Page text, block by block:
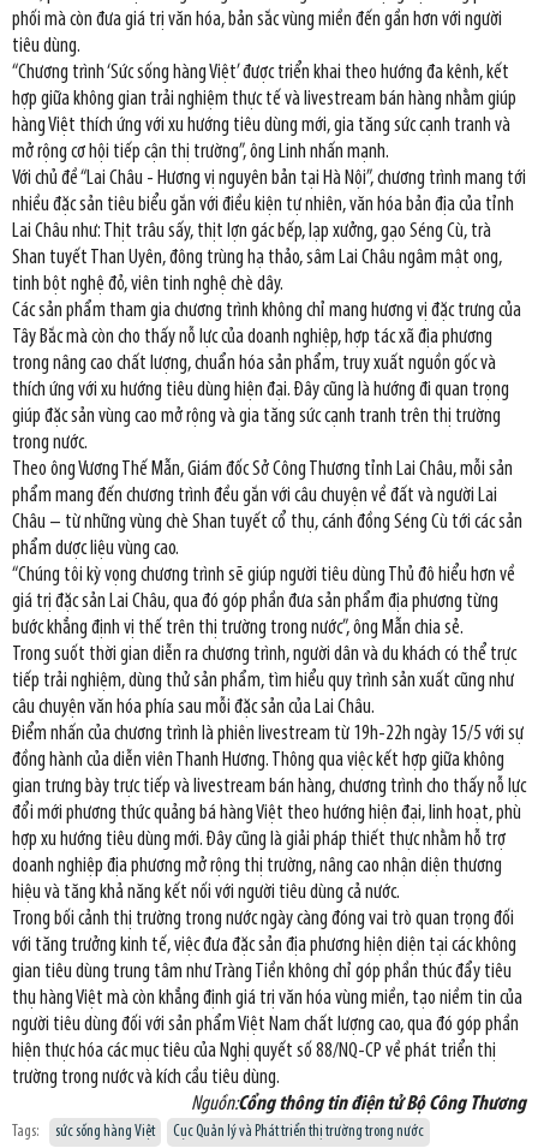
phối mà còn đưa giá trị văn hóa, bản sắc vùng miền đến gần hơn với người
tiêu dùng.
“Chương trình ‘Sức sống hàng Việt’ được triển khai theo hướng đa kênh, kết
hợp giữa không gian trải nghiệm thực tế và livestream bán hàng nhằm giúp
hàng Việt thích ứng với xu hướng tiêu dùng mới, gia tăng sức cạnh tranh và
mở rộng cơ hội tiếp cận thị trường”, ông Linh nhấn mạnh.
Với chủ đề “Lai Châu - Hương vị nguyên bản tại Hà Nội”, chương trình mang tới
nhiều đặc sản tiêu biểu gắn với điều kiện tự nhiên, văn hóa bản địa của tỉnh
Lai Châu như: Thịt trâu sấy, thịt lợn gác bếp, lạp xưởng, gạo Séng Cù, trà
Shan tuyết Than Uyên, đông trùng hạ thảo, sâm Lai Châu ngâm mật ong,
tinh bột nghệ đỏ, viên tinh nghệ chè dây.
Các sản phẩm tham gia chương trình không chỉ mang hương vị đặc trưng của
Tây Bắc mà còn cho thấy nỗ lực của doanh nghiệp, hợp tác xã địa phương
trong nâng cao chất lượng, chuẩn hóa sản phẩm, truy xuất nguồn gốc và
thích ứng với xu hướng tiêu dùng hiện đại. Đây cũng là hướng đi quan trọng
giúp đặc sản vùng cao mở rộng và gia tăng sức cạnh tranh trên thị trường
trong nước.
Theo ông Vương Thế Mẫn, Giám đốc Sở Công Thương tỉnh Lai Châu, mỗi sản
phẩm mang đến chương trình đều gắn với câu chuyện về đất và người Lai
Châu – từ những vùng chè Shan tuyết cổ thụ, cánh đồng Séng Cù tới các sản
phẩm dược liệu vùng cao.
“Chúng tôi kỳ vọng chương trình sẽ giúp người tiêu dùng Thủ đô hiểu hơn về
giá trị đặc sản Lai Châu, qua đó góp phần đưa sản phẩm địa phương từng
bước khẳng định vị thế trên thị trường trong nước”, ông Mẫn chia sẻ.
Trong suốt thời gian diễn ra chương trình, người dân và du khách có thể trực
tiếp trải nghiệm, dùng thử sản phẩm, tìm hiểu quy trình sản xuất cũng như
câu chuyện văn hóa phía sau mỗi đặc sản của Lai Châu.
Điểm nhấn của chương trình là phiên livestream từ 19h-22h ngày 15/5 với sự
đồng hành của diễn viên Thanh Hương. Thông qua việc kết hợp giữa không
gian trưng bày trực tiếp và livestream bán hàng, chương trình cho thấy nỗ lực
đổi mới phương thức quảng bá hàng Việt theo hướng hiện đại, linh hoạt, phù
hợp xu hướng tiêu dùng mới. Đây cũng là giải pháp thiết thực nhằm hỗ trợ
doanh nghiệp địa phương mở rộng thị trường, nâng cao nhận diện thương
hiệu và tăng khả năng kết nối với người tiêu dùng cả nước.
Trong bối cảnh thị trường trong nước ngày càng đóng vai trò quan trọng đối
với tăng trưởng kinh tế, việc đưa đặc sản địa phương hiện diện tại các không
gian tiêu dùng trung tâm như Tràng Tiền không chỉ góp phần thúc đẩy tiêu
thụ hàng Việt mà còn khẳng định giá trị văn hóa vùng miền, tạo niềm tin của
người tiêu dùng đối với sản phẩm Việt Nam chất lượng cao, qua đó góp phần
hiện thực hóa các mục tiêu của Nghị quyết số 88/NQ-CP về phát triển thị
trường trong nước và kích cầu tiêu dùng.
Nguồn:Cổng thông tin điện tử Bộ Công Thương
Tags: sức sống hàng Việt Cục Quản lý và Phát triển thị trường trong nước